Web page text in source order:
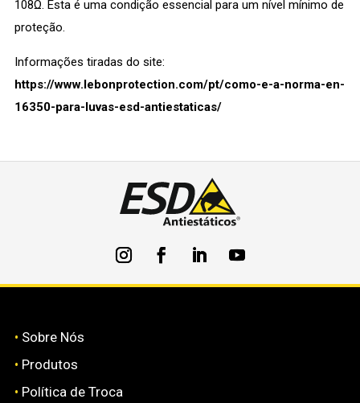
108Ω. Esta é uma condição essencial para um nível mínimo de
proteção.
Informações tiradas do site:
https://www.lebonprotection.com/pt/como-e-a-norma-en-
16350-para-luvas-esd-antiestaticas/
• Sobre Nós
• Produtos
• Política de Troca